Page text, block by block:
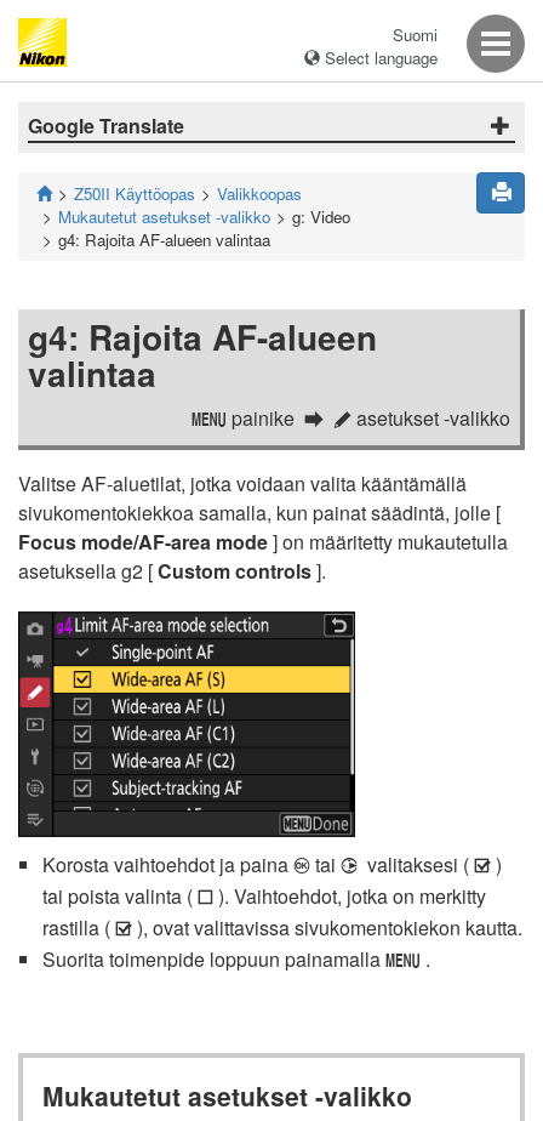
Suomi
Select language
Google Translate
Z50II Käyttöopas
Valikkoopas
Mukautetut asetukset -valikko
g: Video
g4: Rajoita AF-alueen valintaa
g4: Rajoita AF-alueen
valintaa
G painike A asetukset -valikko
Valitse AF-aluetilat, jotka voidaan valita kääntämällä
sivukomentokiekkoa samalla, kun painat säädintä, jolle [
Focus mode/AF-area mode] on määritetty mukautetulla
asetuksella g2 [Custom controls].
Korosta vaihtoehdot ja paina J tai 2 valitaksesi ( M )
tai poista valinta ( U ). Vaihtoehdot, jotka on merkitty
rastilla ( M ), ovat valittavissa sivukomentokiekon kautta.
Suorita toimenpide loppuun painamalla G .
Mukautetut asetukset -valikko